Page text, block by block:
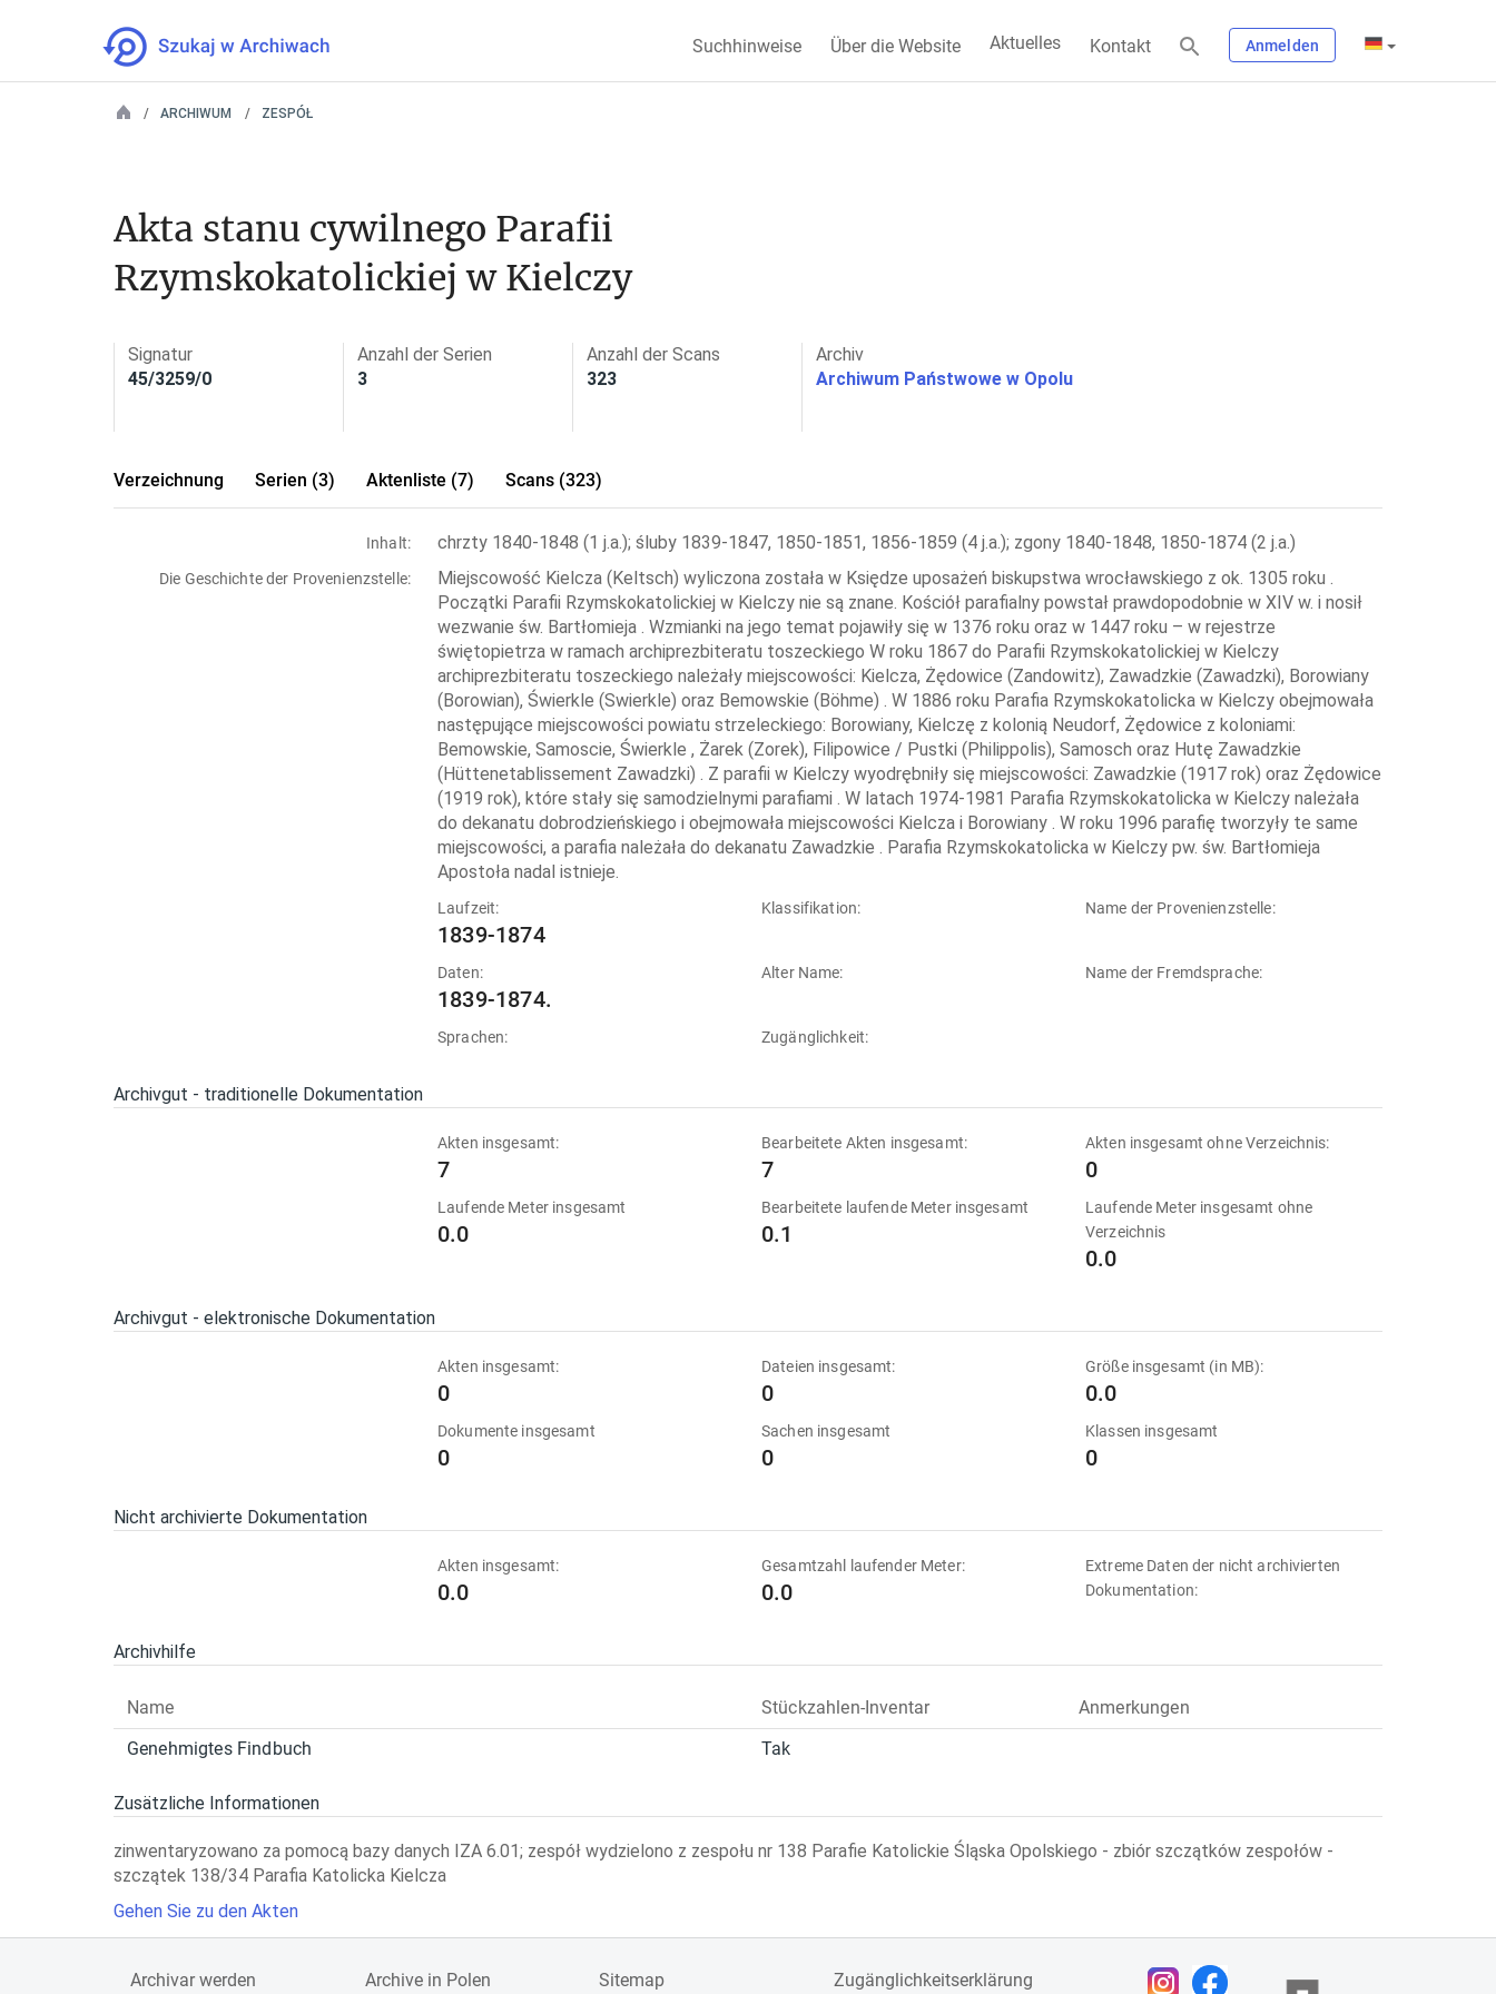
Suchhinweise Über die Website Aktuelles Kontakt Anmelden
ARCHIWUM ZESPÓŁ
Akta stanu cywilnego Parafii
Rzymskokatolickiej w Kielczy
Signatur
45/3259/0
Anzahl der Serien
3
Anzahl der Scans
323
Archiv
Archiwum Państwowe w Opolu
Verzeichnung Serien (3) Aktenliste (7) Scans (323)
Inhalt: chrzty 1840-1848 (1 j.a.); śluby 1839-1847, 1850-1851, 1856-1859 (4 j.a.); zgony 1840-1848, 1850-1874 (2 j.a.)
Die Geschichte der Provenienzstelle:
Miejscowość Kielcza (Keltsch) wyliczona została w Księdze uposażeń biskupstwa wrocławskiego z ok. 1305 roku .
Początki Parafii Rzymskokatolickiej w Kielczy nie są znane. Kościół parafialny powstał prawdopodobnie w XIV w. i nosił
wezwanie św. Bartłomieja . Wzmianki na jego temat pojawiły się w 1376 roku oraz w 1447 roku – w rejestrze
świętopietrza w ramach archiprezbiteratu toszeckiego W roku 1867 do Parafii Rzymskokatolickiej w Kielczy
archiprezbiteratu toszeckiego należały miejscowości: Kielcza, Żędowice (Zandowitz), Zawadzkie (Zawadzki), Borowiany
(Borowian), Świerkle (Swierkle) oraz Bemowskie (Böhme) . W 1886 roku Parafia Rzymskokatolicka w Kielczy obejmowała
następujące miejscowości powiatu strzeleckiego: Borowiany, Kielczę z kolonią Neudorf, Żędowice z koloniami:
Bemowskie, Samoscie, Świerkle , Żarek (Zorek), Filipowice / Pustki (Philippolis), Samosch oraz Hutę Zawadzkie
(Hüttenetablissement Zawadzki) . Z parafii w Kielczy wyodrębniły się miejscowości: Zawadzkie (1917 rok) oraz Żędowice
(1919 rok), które stały się samodzielnymi parafiami . W latach 1974-1981 Parafia Rzymskokatolicka w Kielczy należała
do dekanatu dobrodzieńskiego i obejmowała miejscowości Kielcza i Borowiany . W roku 1996 parafię tworzyły te same
miejscowości, a parafia należała do dekanatu Zawadzkie . Parafia Rzymskokatolicka w Kielczy pw. św. Bartłomieja
Apostoła nadal istnieje.
Laufzeit:
1839-1874
Klassifikation: Name der Provenienzstelle:
Daten:
1839-1874.
Alter Name: Name der Fremdsprache:
Sprachen: Zugänglichkeit:
Archivgut - traditionelle Dokumentation
Akten insgesamt:
7
Bearbeitete Akten insgesamt:
7
Akten insgesamt ohne Verzeichnis:
0
Laufende Meter insgesamt
0.0
Bearbeitete laufende Meter insgesamt
0.1
Laufende Meter insgesamt ohne
Verzeichnis
0.0
Archivgut - elektronische Dokumentation
Akten insgesamt:
0
Dateien insgesamt:
0
Größe insgesamt (in MB):
0.0
Dokumente insgesamt
0
Sachen insgesamt
0
Klassen insgesamt
0
Nicht archivierte Dokumentation
Akten insgesamt:
0.0
Gesamtzahl laufender Meter:
0.0
Extreme Daten der nicht archivierten
Dokumentation:
Archivhilfe
Name Stückzahlen-Inventar
Anmerkungen
Genehmigtes Findbuch
Tak
Zusätzliche Informationen
zinwentaryzowano za pomocą bazy danych IZA 6.01; zespół wydzielono z zespołu nr 138 Parafie Katolickie Śląska Opolskiego - zbiór szczątków zespołów -
szczątek 138/34 Parafia Katolicka Kielcza
Gehen Sie zu den Akten
Archivar werden Archive in Polen Sitemap Zugänglichkeitserklärung